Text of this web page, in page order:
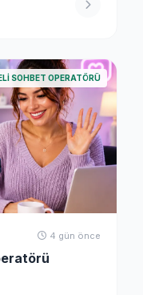
SOHBET OPERATÖRÜ
4 gün önce